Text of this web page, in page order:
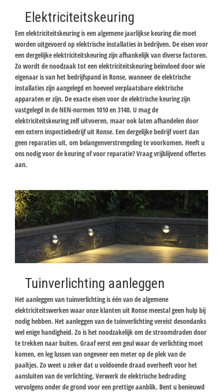
Elektriciteitskeuring
Een elektriciteitskeuring is een algemene jaarlijkse keuring die moet
worden uitgevoerd op elektrische installaties in bedrijven. De eisen voor
een dergelijke elektriciteitskeuring zijn afhankelijk van diverse factoren.
Zo wordt de noodzaak tot een elektriciteitskeuring beïnvloed door wie
eigenaar is van het bedrijfspand in Ronse, wanneer de elektrische
installaties zijn aangelegd en hoeveel verplaatsbare elektrische
apparaten er zijn. De exacte eisen voor de elektrische keuring zijn
vastgelegd in de NEN-normen 1010 en 3140. U mag de
elektriciteitskeuring zelf uitvoeren, maar ook laten afhandelen door
een extern inspectiebedrijf uit Ronse. Een dergelijke bedrijf voert dan
geen reparaties uit, om belangenverstrengeling te voorkomen. Heeft u
ons nodig voor de keuring of voor reparatie? Vraag vrijblijvend offertes
aan.
Tuinverlichting aanleggen
Het aanleggen van tuinverlichting is één van de algemene
elektriciteitswerken waar onze klanten uit Ronse meestal geen hulp bij
nodig hebben. Het aanleggen van de tuinverlichting vereist desondanks
wel enige handigheid. Zo is het noodzakelijk om de stroomdraden door
te trekken naar buiten. Graaf eerst een geul waar de verlichting moet
komen, en leg lussen van ongeveer een meter op de plek van de
paaltjes. Zo weet u zeker dat u voldoende draad overheeft voor het
aansluiten van de verlichting. Verwerk de elektrische bedrading
vervolgens onder de grond voor een prettige aanblik. Bent u benieuwd